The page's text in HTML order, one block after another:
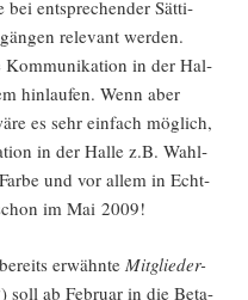
bei ent­spre­chen­der Sät­ti­
rele­vant wer­den.
Kom­mu­ni­ka­ti­on in der Hal­
hin­lau­fen. Wenn aber
es sehr ein­fach mög­lich,
in der Hal­le z.B. Wahl­
und vor allem in Echt­
im Mai 2009!
erwähn­te Mit­glie­der-
soll ab Febru­ar in die Beta-